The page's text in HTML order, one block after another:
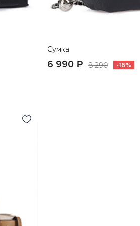
Сумка
6 990 ₽ 8 290 -16%